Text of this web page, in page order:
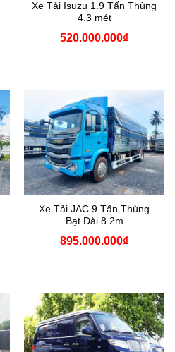
Xe Tải Isuzu 1.9 Tấn Thùng
4.3 mét
520.000.000₫
Xe Tải JAC 9 Tấn Thùng
Bạt Dài 8.2m
895.000.000₫